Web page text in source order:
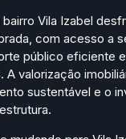
Vila Izabel
com acesso a
público eficiente
A valorização
sustentável e o